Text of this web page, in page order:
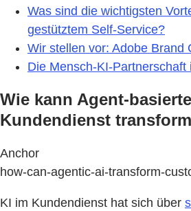
Was sind die wichtigsten
gestütztem Self-Service?
Wir stellen vor: Adobe Brand
Die Mensch-KI-Partnerschaft
Wie kann Agent-
Kundendienst
Anchor
how-can-agentic-ai-transform-
KI im Kundendienst hat sich über